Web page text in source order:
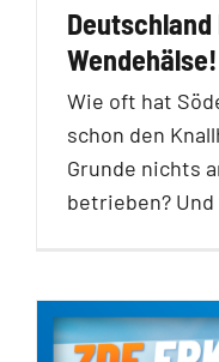
Wendehälse!
Wie oft hat
schon den
Grunde nichts
betrieben?